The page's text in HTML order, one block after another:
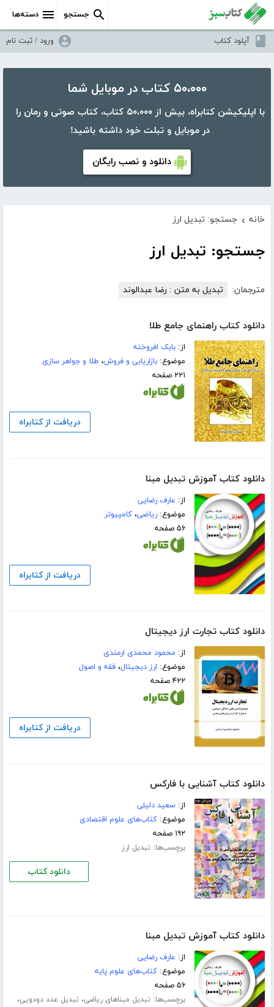
دسته‌ها جستجو
آپلود کتاب ورود / ثبت نام
۵۰،۰۰۰ کتاب در موبایل شما
با اپلیکیشن کتابراه، بیش از ۵۰،۰۰۰ کتاب، کتاب صوتی و رمان را
در موبایل و تبلت خود داشته باشید!
دانلود و نصب رایگان
خانه › جستجو: تبدیل ارز
جستجو: تبدیل ارز
مترجمان: تبدیل به متن : رضا عبدالوند
دانلود کتاب راهنمای جامع طلا
از:بابک افروخته
موضوع:بازاریابی و فروش، طلا و جواهر سازی
۲۲۱ صفحه
دریافت از کتابراه
دانلود کتاب آموزش تبدیل مبنا
از: عارف رضایی
موضوع:ریاضی،کامپیوتر
۵۶ صفحه
دریافت از کتابراه
دانلود کتاب تجارت ارز دیجیتال
از: محمود محمدی ارمندی
موضوع: ارز دیجیتال،فقه و اصول
۴۲۲ صفحه
دریافت از کتابراه
دانلود کتاب آشنایی با فارکس
از:سعید دلیلی
موضوع:کتاب‌های علوم اقتصادی
۱۹۲ صفحه
برچسب‌ها: تبدیل ارز
دانلود کتاب
دانلود کتاب آموزش تبدیل مبنا
از: عارف رضایی
موضوع:کتاب‌های علوم پایه
۵۶ صفحه
برچسب‌ها: تبدیل مبناهای ریاضی، تبدیل عدد دودویی،